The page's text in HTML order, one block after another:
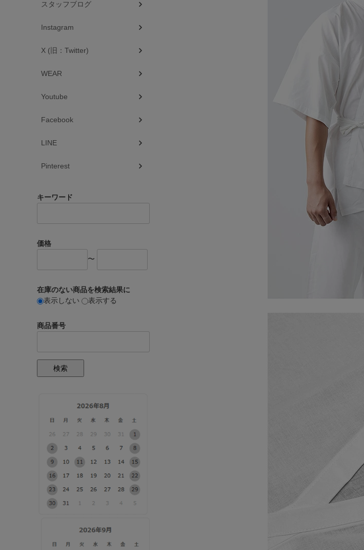
スタッフブログ
Instagram
X (旧：Twitter)
WEAR
Youtube
Facebook
LINE
Pinterest
キーワード
価格
〜
在庫のない商品を検索結果に
表示しない
表示する
商品番号
検索